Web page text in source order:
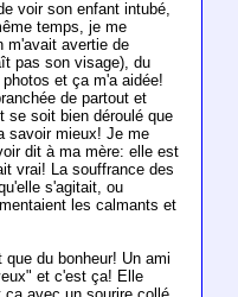
voir son enfant intubé,
temps, je me
m'avait avertie de
pas son visage), du
et ça m'a aidée!
de partout et
se soit bien déroulé que
savoir mieux! Je me
dit à ma mère: elle est
vrai! La souffrance des
s'agitait, ou
les calmants et
du bonheur! Un ami
et c'est ça! Elle